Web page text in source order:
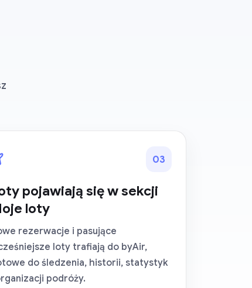
03
pojawiają się w sekcji
loty
rezerwacje i pasujące
loty trafiają do byAir,
do śledzenia, historii, statystyk
podróży.